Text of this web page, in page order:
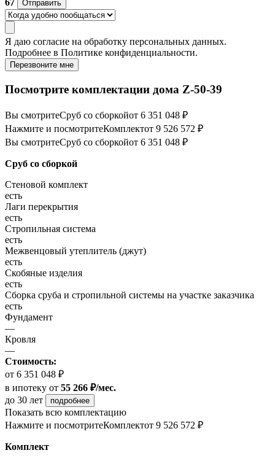
67 Отправить
Я даю согласие на обработку персональных данных.
Подробнее в Политике конфиденциальности.
Перезвоните мне
Посмотрите комплектации дома Z-50-39
Вы смотритеСруб со сборкойот 6 351 048 ₽
Нажмите и посмотритеКомплектот 9 526 572 ₽
Вы смотритеСруб со сборкойот 6 351 048 ₽
Сруб со сборкой
Стеновой комплект
есть
Лаги перекрытия
есть
Стропильная система
есть
Межвенцовый утеплитель (джут)
есть
Скобяные изделия
есть
Сборка сруба и стропильной системы на участке заказчика
есть
Фундамент
—
Кровля
—
Стоимость:
от 6 351 048 ₽
в ипотеку от 55 266 ₽/мес.
до 30 лет
подробнее
Показать всю комплектацию
Нажмите и посмотритеКомплектот 9 526 572 ₽
Комплект